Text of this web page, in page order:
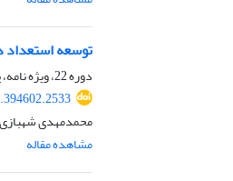
توسعه استعداد
دوره 22، ویژه نامه، پاییز 1404
محمدمهدی
مشاهده مقاله